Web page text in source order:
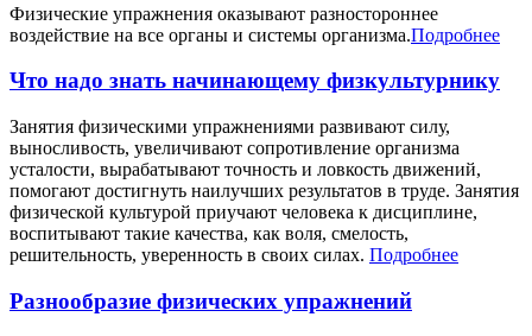
Физические упражнения оказывают разностороннее
воздействие на все органы и системы организма.Подробнее
Что надо знать начинающему физкультурнику
Занятия физическими упражнениями развивают силу,
выносливость, увеличивают сопротивление организма
усталости, вырабатывают точность и ловкость движений,
помогают достигнуть наилучших результатов в труде. Занятия
физической культурой приучают человека к дисциплине,
воспитывают такие качества, как воля, смелость,
решительность, уверенность в своих силах. Подробнее
Разнообразие физических упражнений